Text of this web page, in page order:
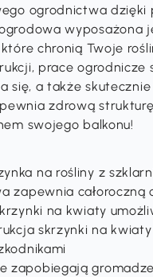
ogrodnictwa dzięki
wyposażona
chronią Twoje
prace ogrodnicze
się, a także
zdrową
swojego balkonu!
na rośliny z
zapewnia
na kwiaty
skrzynki na
zapobiegają